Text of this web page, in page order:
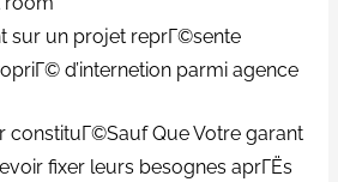
sur un projet reprГ©sente
d’internetion parmi agence
constituГ©Sauf Que Votre garant
fixer leurs besognes aprГЁs